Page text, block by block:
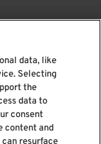
data, like
Selecting
the
data to
consent
content and